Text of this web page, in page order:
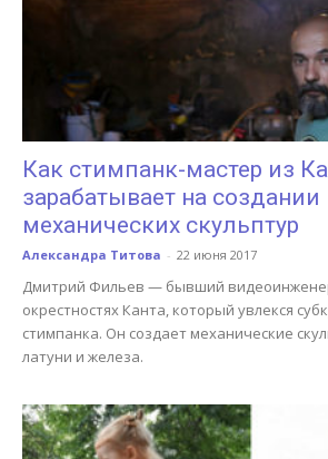
Кыргызстана
Как стимпанк-мастер из
зарабатывает на создании
механических скульптур
Александра Титова - 22 июня 2017
Дмитрий Фильев — бывший
окрестностях Канта, который увлекся
стимпанка. Он создает механические
латуни и железа.